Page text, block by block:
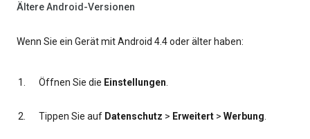
Ältere Android-Versionen
Wenn Sie ein Gerät mit Android 4.4 oder älter haben:
Öffnen Sie die Einstellungen.
Tippen Sie auf Datenschutz > Erweitert > Werbung.